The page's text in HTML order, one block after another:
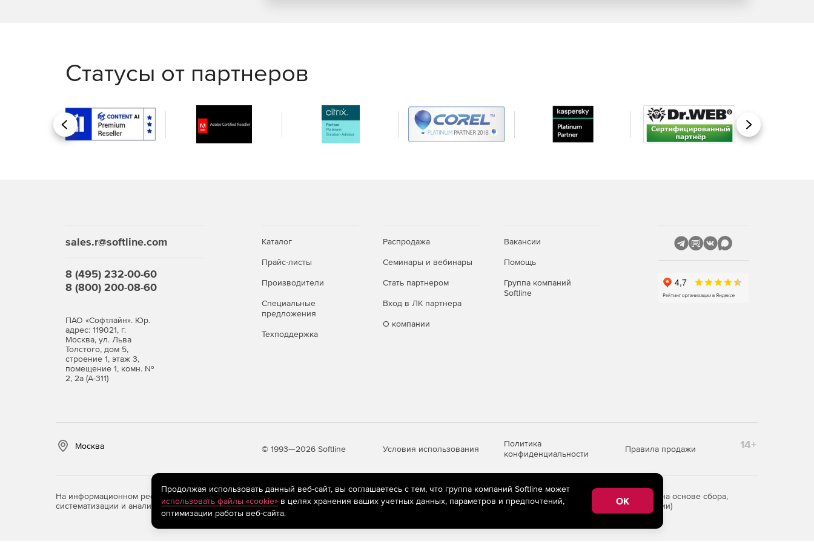
Статусы от партнеров
Назад Вперед
sales.r@softline.com
8 (495) 232-00-60
8 (800) 200-08-60
ПАО «Софтлайн». Юр.
адрес: 119021, г.
Москва, ул. Льва
Толстого, дом 5,
строение 1, этаж 3,
помещение 1, комн. №
2, 2а (А-311)
Каталог
Прайс-листы
Производители
Специальные
предложения
Техподдержка
Распродажа
Семинары и вебинары
Стать партнером
Вход в ЛК партнера
О компании
Вакансии
Помощь
Группа компаний
Softline
Москва © 1993—2026 Softline Условия использования
Политика
конфиденциальности
Правила продажи 14+
На информационном ресурсе store.softline.ru применяются рекомендательные технологии
(информационные технологии предоставления информации на основе сбора,
систематизации и анализа сведений, относящихся к предпочтениям пользователей сети «Интернет», находящихся на территории Российской Федерации)
Продолжая использовать данный веб-сайт, вы соглашаетесь с тем, что группа компаний Softline может
использовать файлы «cookie»в целях хранения ваших учетных данных, параметров и предпочтений,
оптимизации работы веб-сайта.
OK